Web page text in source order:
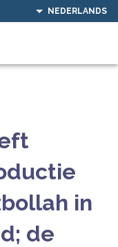
NEDERLANDS
in
de